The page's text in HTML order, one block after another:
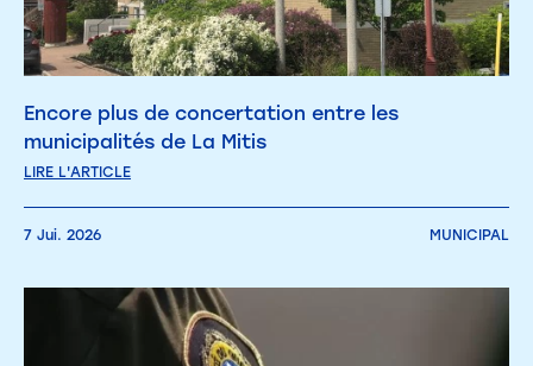
Encore plus de concertation entre les
municipalités de La Mitis
LIRE L'ARTICLE
7 Jui. 2026 MUNICIPAL